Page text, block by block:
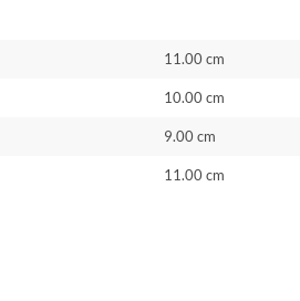
11.00 cm
10.00 cm
9.00 cm
11.00 cm